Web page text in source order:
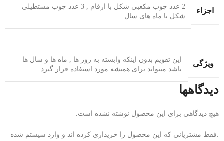
اجزاء
2 عدد چوب مکعبی شکل با ارقام , 3 عدد چوب مستطیلی
شکل با ماه های سال
ویژگی
این تقویم بدون اینکه وابسته به روز ها , ماه ها و سال ها
باشد میتواند برای همیشه مورد استفاده قرار گیرد
دیدگاهها
هیچ دیدگاهی برای این محصول نوشته نشده است.
.فقط مشتریانی که این محصول را خریداری کرده اند و وارد سیستم شده